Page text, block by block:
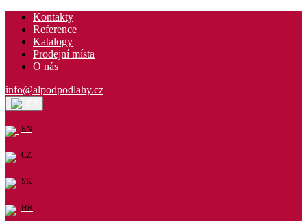
Kontakty
Reference
Katalogy
Prodejní místa
O nás
info@alpodpodlahy.cz
EN
CZ
SK
HR